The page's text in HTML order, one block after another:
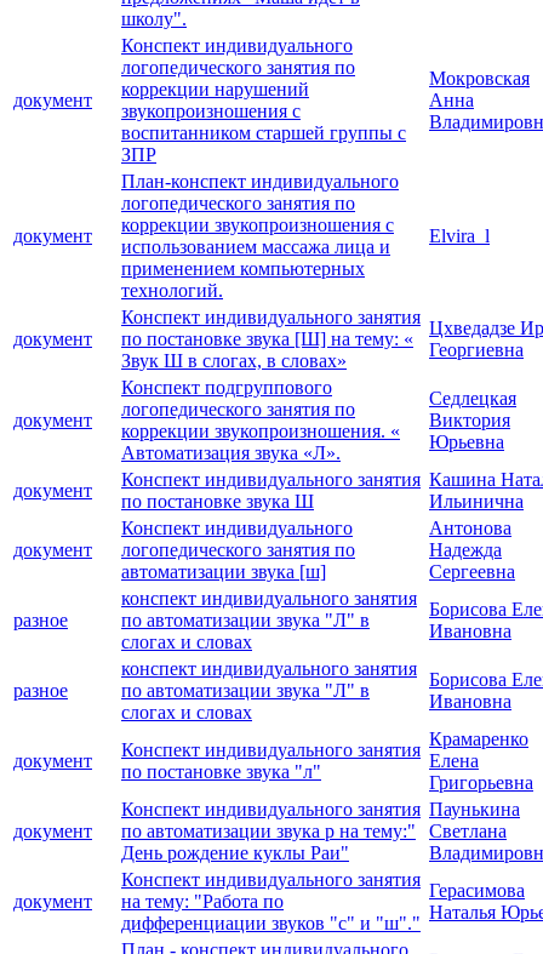
школу".
документ
Конспект индивидуального
логопедического занятия по
коррекции нарушений
звукопроизношения с
воспитанником старшей группы с
ЗПР
Мокровская
Анна
документ
План-конспект индивидуального
логопедического занятия по
коррекции звукопроизношения с
использованием массажа лица и
применением компьютерных
технологий.
Elvira_l
документ
Конспект индивидуального занятия
по постановке звука [Ш] на тему: «
Звук Ш в слогах, в словах»
Цхведадзе
Георгиевна
документ
Конспект подгруппового
логопедического занятия по
коррекции звукопроизношения. «
Автоматизация звука «Л».
Седлецкая
Виктория
Юрьевна
документ
Конспект индивидуального занятия
по постановке звука Ш
Кашина
Ильинична
документ
Конспект индивидуального
логопедического занятия по
автоматизации звука [ш]
Антонова
Надежда
Сергеевна
разное
конспект индивидуального занятия
по автоматизации звука "Л" в
слогах и словах
Борисова
Ивановна
разное
конспект индивидуального занятия
по автоматизации звука "Л" в
слогах и словах
Борисова
Ивановна
документ
Конспект индивидуального занятия
по постановке звука "л"
Крамаренко
Елена
Григорьевна
документ
Конспект индивидуального занятия
по автоматизации звука р на тему:"
День рождение куклы Раи"
Паунькина
Светлана
документ
Конспект индивидуального занятия
на тему: "Работа по
дифференциации звуков "с" и "ш"."
Герасимова
Наталья